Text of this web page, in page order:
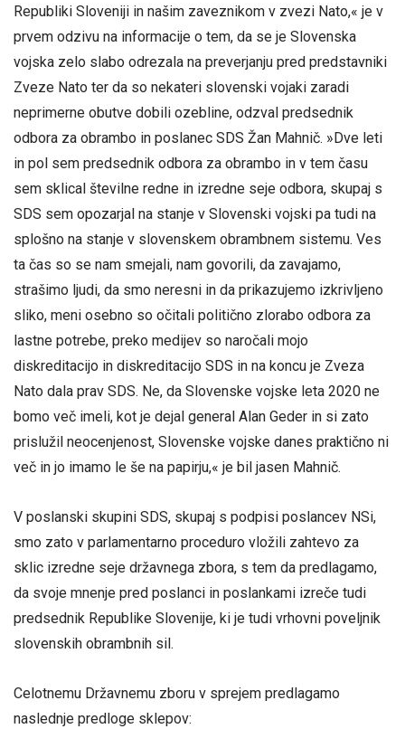
Republiki Sloveniji in našim zaveznikom v zvezi Nato,« je v
prvem odzivu na informacije o tem, da se je Slovenska
vojska zelo slabo odrezala na preverjanju pred predstavniki
Zveze Nato ter da so nekateri slovenski vojaki zaradi
neprimerne obutve dobili ozebline, odzval predsednik
odbora za obrambo in poslanec SDS Žan Mahnič. »Dve leti
in pol sem predsednik odbora za obrambo in v tem času
sem sklical številne redne in izredne seje odbora, skupaj s
SDS sem opozarjal na stanje v Slovenski vojski pa tudi na
splošno na stanje v slovenskem obrambnem sistemu. Ves
ta čas so se nam smejali, nam govorili, da zavajamo,
strašimo ljudi, da smo neresni in da prikazujemo izkrivljeno
sliko, meni osebno so očitali politično zlorabo odbora za
lastne potrebe, preko medijev so naročali mojo
diskreditacijo in diskreditacijo SDS in na koncu je Zveza
Nato dala prav SDS. Ne, da Slovenske vojske leta 2020 ne
bomo več imeli, kot je dejal general Alan Geder in si zato
prislužil neocenjenost, Slovenske vojske danes praktično ni
več in jo imamo le še na papirju,« je bil jasen Mahnič.
V poslanski skupini SDS, skupaj s podpisi poslancev NSi,
smo zato v parlamentarno proceduro vložili zahtevo za
sklic izredne seje državnega zbora, s tem da predlagamo,
da svoje mnenje pred poslanci in poslankami izreče tudi
predsednik Republike Slovenije, ki je tudi vrhovni poveljnik
slovenskih obrambnih sil.
Celotnemu Državnemu zboru v sprejem predlagamo
naslednje predloge sklepov: